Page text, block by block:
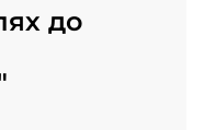
до